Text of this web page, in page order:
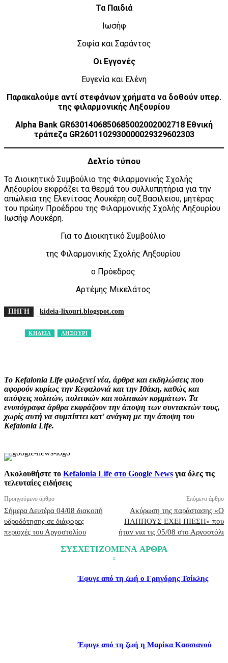
Τα Παιδιά
Ιωσήφ
Σοφία και Σαράντος
Οι Εγγονές
Ευγενία και Ελένη
Παρακαλούμε αντί στεφάνων χρήματα να δοθούν υπερ.
της φιλαρμονικής Ληξουρίου
Alpha Bank GR6301406850685002002002718 Εθνική
τράπεζα GR2601102930000029329602303
Δελτίο τύπου
Το Διοικητικό Συμβούλιο της Φιλαρμονικής Σχολής
Ληξουρίου εκφράζει τα θερμά του συλλυπητήρια για την
απώλεια της Ελενίτσας Λουκέρη συζ.Βασιλειου, μητέρας
του πρώην Προέδρου της Φιλαρμονικής Σχολής Ληξουρίου
Ιωσήφ Λουκέρη.
Για το Διοικητικό Συμβούλιο
της Φιλαρμονικής Σχολής Ληξουρίου
ο Πρόεδρος
Αρτέμης Μικελάτος
ΠΗΓΗ kideia-lixouri.blogspot.com
ΚΗΔΕΙΑ ΛΗΞΟΥΡΙ
Το Kefalonia Life φιλοξενεί νέα, άρθρα και εκδηλώσεις που
αφορούν κυρίως την Κεφαλονιά και την Ιθάκη, καθώς και
απόψεις πολιτών, πολιτικών και πολιτικών κομμάτων. Τα
ενυπόγραφα άρθρα εκφράζουν την άποψη των συντακτών τους,
χωρίς αυτή να συμπίπτει κατ' ανάγκη με την άποψη του
Kefalonia Life.
Ακολουθήστε το Kefalonia Life στο Google News για όλες τις
τελευταίες ειδήσεις
Προηγούμενο άρθρο
Σήμερα Δευτέρα 04/08 διακοπή
υδροδότησης σε διάφορες
περιοχές του Αργοστολίου
Επόμενο άρθρο
Ακύρωση της παράστασης «Ο
ΠΑΠΠΟΥΣ ΕΧΕΙ ΠΙΕΣΗ» που
ήταν για τις 05/08 στο Αργοστόλι
ΣΥΣΧΕΤΙΖΟΜΕΝΑ ΑΡΘΡΑ
Έφυγε από τη ζωή ο Γρηγόρης Τσίκλης
Έφυγε από τη ζωή η Μαρίκα Κασσιανού